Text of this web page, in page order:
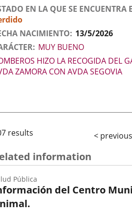
EN LA QUE SE ENCUENTRA
NACIMIENTO 13/5/2026
MUY BUENO
HIZO LA RECOGIDA DEL
ZAMORA CON AVDA SEGOVIA
results < previous
information
del Centro
Pública